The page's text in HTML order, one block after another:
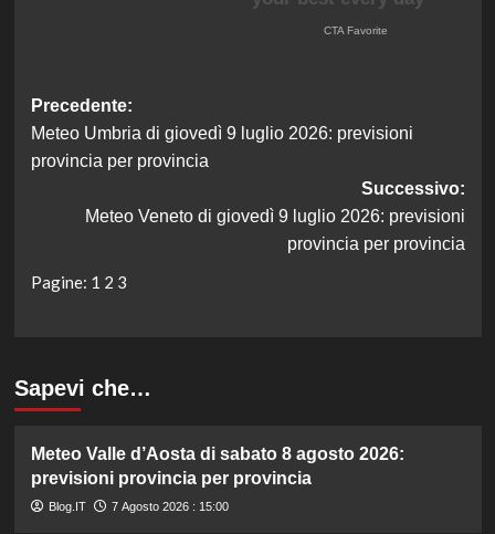
Navigazione
articolo
Precedente:
Meteo Umbria di giovedì 9 luglio 2026: previsioni
provincia per provincia
Successivo:
Meteo Veneto di giovedì 9 luglio 2026: previsioni
provincia per provincia
Pagine: 1 2 3
Sapevi che…
Meteo Valle d’Aosta di sabato 8 agosto 2026:
previsioni provincia per provincia
Blog.IT 7 Agosto 2026 : 15:00